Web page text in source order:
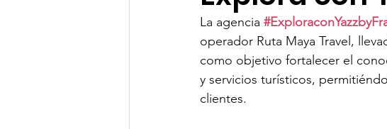
La agencia
operador Ruta Maya Travel,
como objetivo fortalecer el
y servicios turísticos,
clientes.